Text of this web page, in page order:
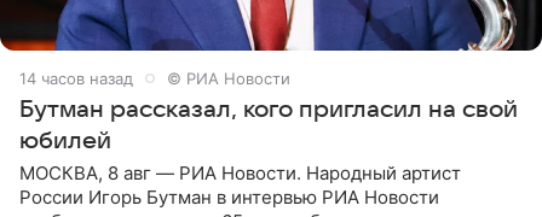
14 часов назад © РИА Новости
Бутман рассказал, кого пригласил на свой
юбилей
МОСКВА, 8 авг — РИА Новости. Народный артист
России Игорь Бутман в интервью РИА Новости